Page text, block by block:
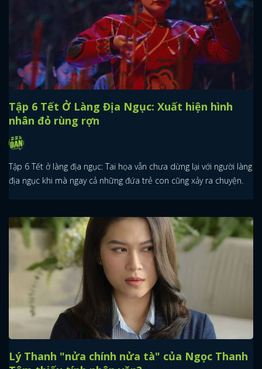
Tập 6 Tết Ở Làng Địa Ngục: Xuất hiện hình
nhân đỏ rùng rợn
Tập 6 Tết ở làng địa ngục: Tai họa vẫn chưa dừng lại với người làng
địa ngục khi mà ngay cả những đứa trẻ con cũng xảy ra chuyện.
Lý Thanh "nửa chính nửa tà" của Ngọc Thanh